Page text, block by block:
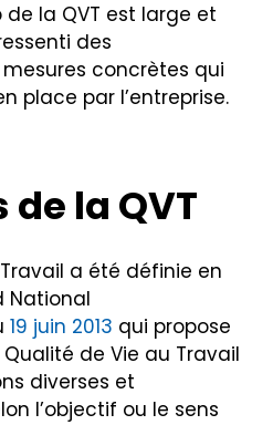
la QVT est large et
des
concrètes qui
place par l’entreprise.
de la QVT
a été définie en
National
19 juin 2013 qui propose
de Vie au Travail
diverses et
l’objectif ou le sens